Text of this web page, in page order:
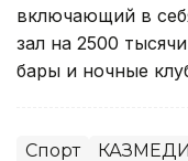
включающий в
зал на 2500
бары и ночные
Спорт